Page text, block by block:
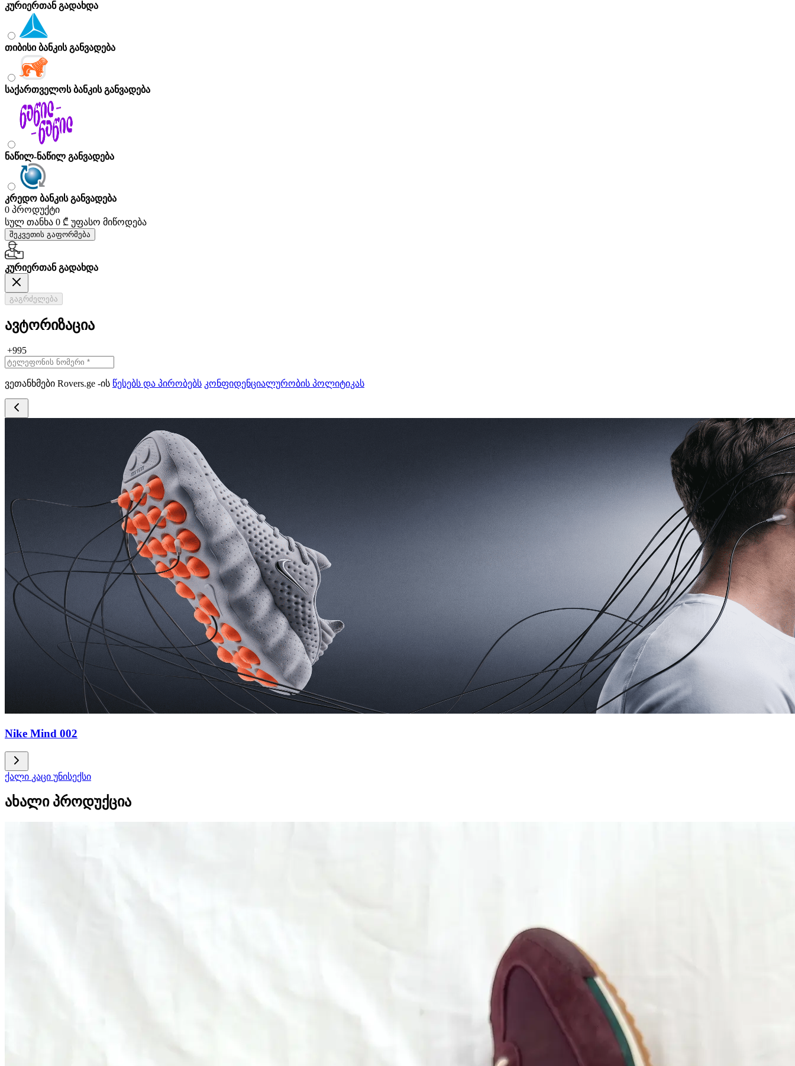
კურიერთან გადახდა
თიბისი ბანკის განვადება
საქართველოს ბანკის განვადება
ნაწილ-ნაწილ განვადება
კრედო ბანკის განვადება
0 პროდუქტი
სულ თანხა 0 ₾ უფასო მიწოდება
შეკვეთის გაფორმება
კურიერთან გადახდა
გაგრძელება
ავტორიზაცია
+995
ვეთანხმები Rovers.ge -ის წესებს და პირობებს კონფიდენციალურობის პოლიტიკას
Nike Mind 002
ქალი კაცი უნისექსი
ახალი პროდუქცია